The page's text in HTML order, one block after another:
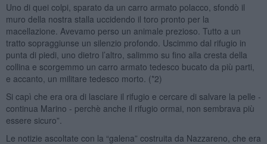
Uno di quei colpi, sparato da un carro armato polacco, sfondò il
muro della nostra stalla uccidendo il toro pronto per la
macellazione. Avevamo perso un animale prezioso. Tutto a un
tratto sopraggiunse un silenzio profondo. Uscimmo dal rifugio in
punta di piedi, uno dietro l’altro, salimmo su fino alla cresta della
collina e scorgemmo un carro armato tedesco bucato da più parti,
e accanto, un militare tedesco morto. (*2)
Si capì che era ora di lasciare il rifugio e cercare di salvare la pelle -
continua Marino - perchè anche il rifugio ormai, non sembrava più
essere sicuro”.
Le notizie ascoltate con la “galena” costruita da Nazzareno, che era